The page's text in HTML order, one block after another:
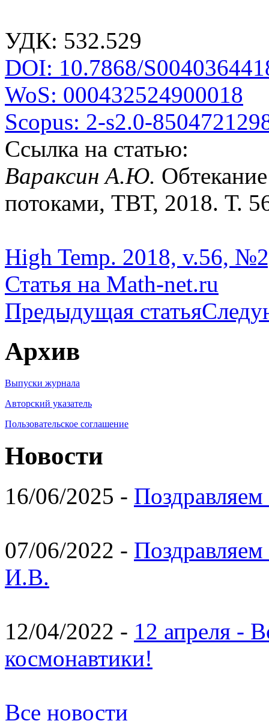
УДК: 532.529
DOI: 10.7868/
WoS: 000432524900018
Scopus: 2-s2.0-
Ссылка на статью:
Вараксин А.Ю.
потоками, ТВТ, 2018. Т.
High Temp. 2018, v.56,
Статья на Math-net.ru
Предыдущая статья
Архив
Выпуски журнала
Авторский указатель
Пользовательское соглашение
Новости
16/06/2025 -
07/06/2022 -
И.В.
12/04/2022 - 12 апреля -
космонавтики!
Все новости